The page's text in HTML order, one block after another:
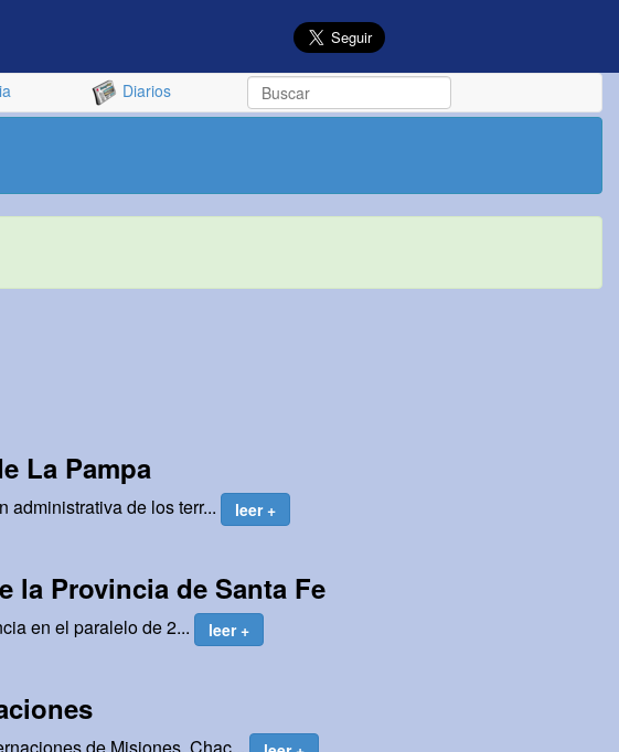
Diarios
La Pampa
de los terr... leer +
la Provincia de Santa Fe
en el paralelo de 2... leer +
de Misiones, Chac...